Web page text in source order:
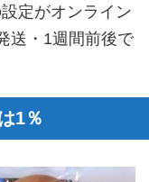
定がオンライン
送・1週間前後で
1％